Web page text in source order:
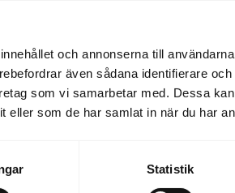
och annonserna till
även sådana identifierare
som vi samarbetar med. Dessa
eller som de har samlat in när du har
Statistik